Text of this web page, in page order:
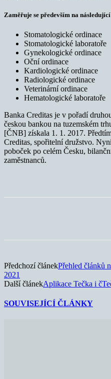
Zaměřuje se především na
Stomatologické ordinace
Stomatologické laboratoře
Gynekologické ordinace
Oční ordinace
Kardiologické ordinace
Radiologické ordinace
Veterinární ordinace
Hematologické laboratoře
Banka Creditas je v pořadí
českou bankou na tuzemském
[ČNB] získala 1. 1. 2017.
Creditas, spořitelní družstvo.
poboček po celém Česku,
zaměstnanců.
Předchozí článekPřehled článků
2021
Další článekAplikace Tečka i
SOUVISEJÍCÍ ČLÁNKY